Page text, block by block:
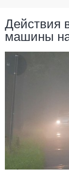
Действия
машины на